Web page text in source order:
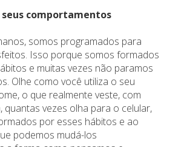
seus comportamentos
somos programados para
Isso porque somos formados
e muitas vezes não paramos
Olhe como você utiliza o seu
o que realmente veste, com
quantas vezes olha para o celular,
por esses hábitos e ao
podemos mudá-los